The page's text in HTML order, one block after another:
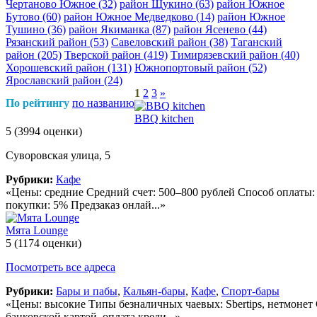
Чертаново Южное (32) район Щукино (63) район Южное
Бутово (60) район Южное Медведково (14) район Южное
Тушино (36) район Якиманка (87) район Ясенево (44)
Рязанский район (53) Савеловский район (38) Таганский
район (205) Тверской район (419) Тимирязевский район (40)
Хорошевский район (131) Южнопортовый район (52)
Ярославский район (24)
По рейтингу по названию
1 2 3 »
BBQ kitchen
5 (3994 оценки)
Суворовская улица, 5
Рубрики: Кафе
«Цены: средние Средний счет: 500–800 рублей Способ
покупки: 5% Предзаказ онлай...»
Мята Lounge
5 (1174 оценки)
Посмотреть все адреса
Рубрики: Бары и пабы, Кальян-бары, Кафе, Спорт-бары
«Цены: высокие Типы безналичных чаевых: Sbertips, нетмонет